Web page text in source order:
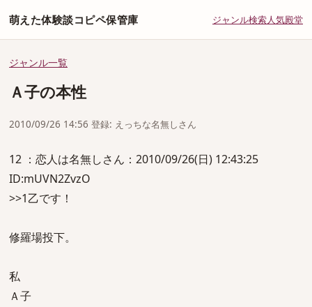
萌えた体験談コピペ保管庫 ジャンル検索人気殿堂
ジャンル一覧
Ａ子の本性
2010/09/26 14:56 登録: えっちな名無しさん
12 ：恋人は名無しさん：2010/09/26(日) 12:43:25
ID:mUVN2ZvzO
>>1乙です！
修羅場投下。
私
Ａ子